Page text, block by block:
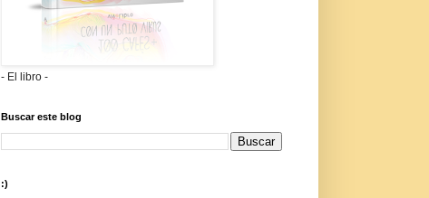
- El libro -
Buscar este blog
:)